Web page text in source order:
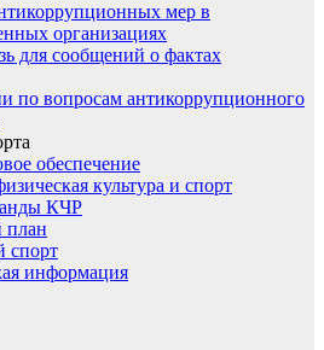
мер в
организациях
для сообщений о фактах
по вопросам антикоррупционного
обеспечение
культура и спорт
КЧР
план
спорт
информация